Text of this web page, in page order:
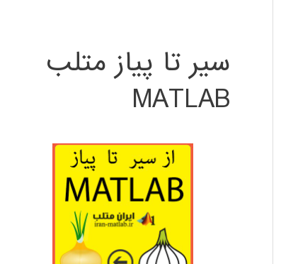
سیر تا پیاز متلب
MATLAB